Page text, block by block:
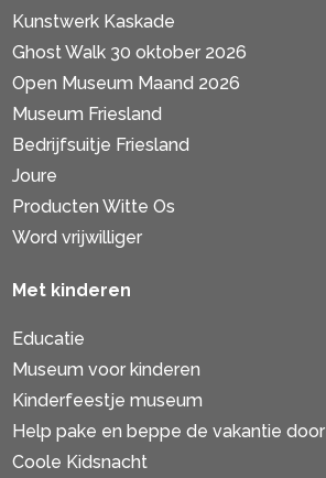
Kunstwerk Kaskade
Ghost Walk 30 oktober 2026
Open Museum Maand 2026
Museum Friesland
Bedrijfsuitje Friesland
Joure
Producten Witte Os
Word vrijwilliger
Met kinderen
Educatie
Museum voor kinderen
Kinderfeestje museum
Help pake en beppe de vakantie door
Coole Kidsnacht